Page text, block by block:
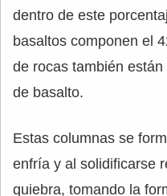
dentro de este
basaltos componen el
de rocas también
de basalto.
Estas columnas se
enfría y al solidificarse
quiebra, tomando la